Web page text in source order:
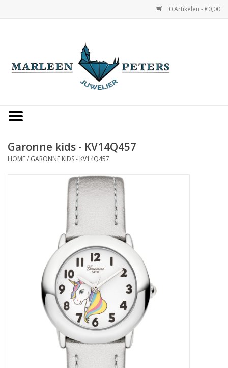
0 Artikelen - €0,00
Occasions
Trouwringen
Merken
Cadeaukaarten
Garonne kids - KV14Q457
HOME/ GARONNE KIDS - KV14Q457